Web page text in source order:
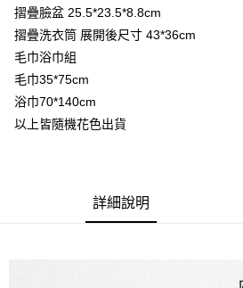
街口支付
悠遊付
Google Pay
全盈+PAY
每筆NT$150，滿NT$1,599(含以上)免運費
摺疊臉盆 25.5*23.5*8.8cm
摺疊洗衣筒 展開後尺寸 43*36cm
毛巾浴巾組
毛巾35*75cm
浴巾70*140cm
以上皆隨機花色出貨
詳細說明